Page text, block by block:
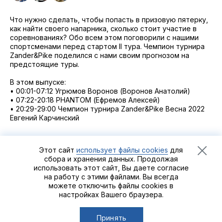
2021
Весна
iOS приложение
Логотипы турнира
Контакты
Турнир White Predator
Что нужно сделать, чтобы попасть в призовую пятерку,
как найти своего напарника, сколько стоит участие в
соревнованиях? Обо всем этом поговорили с нашими
спортсменами перед стартом II тура. Чемпион турнира
Zander&Pike поделился с нами своим прогнозом на
предстоящие туры.
В этом выпуске:
• 00:01-07:12 Угрюмов Воронов (Воронов Анатолий)
• 07:22-20:18 PHANTOM (Ефремов Алексей)
• 20:29-29:00 Чемпион турнира Zander&Pike Весна 2022
Евгений Карчинский
Рыболовный турнирZander&Pike ©2021 - 2026Группа
компаний «Альпийская деревня»
Сделано вПенза-Онлайн
Этот сайт использует файлы cookies для
сбора и хранения данных. Продолжая
использовать этот сайт, Вы даете согласие
на работу с этими файлами. Вы всегда
можете отключить файлы cookies в
настройках Вашего браузера.
Принять